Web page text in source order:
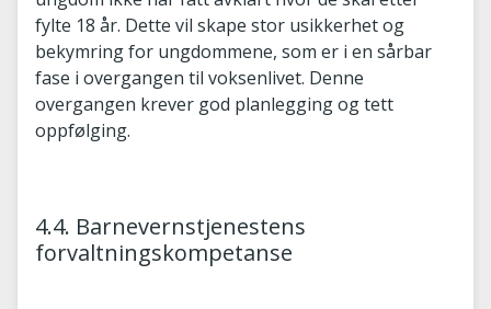
fylte 18 år. Dette vil skape stor usikkerhet og
bekymring for ungdommene, som er i en sårbar
fase i overgangen til voksenlivet. Denne
overgangen krever god planlegging og tett
oppfølging.
4.4. Barnevernstjenestens
forvaltningskompetanse